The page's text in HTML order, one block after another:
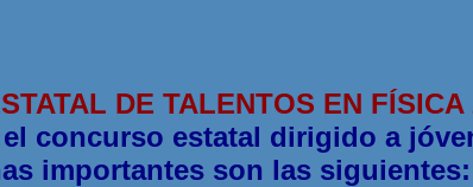
DE TALENTOS EN FÍSICA
concurso estatal dirigido a
importantes son las siguientes: